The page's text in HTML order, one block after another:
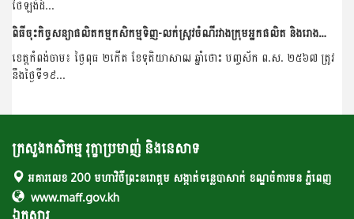
ថៃឡង់ដ៍...
ពិធីចុះកិច្ចសន្យាផលិតកម្មកសិកម្មទិញ-លក់ស្រូវចំណីរវាងក្រុមអ្នកផលិត និងរោងម៉ាស៊ីនភូមិយើង
ខេត្តកំពង់ចាម៖ ថ្ងៃពុធ ២កើត ខែទុតិយាសាឍ ឆ្នាំថោះ បញ្ចស័ក ព.ស. ២៥៦៧ ត្រូវ
នឹងថ្ងៃទី១៩...
ក្រសួងកសិកម្ម រុក្ខាប្រមាញ់ និងនេសាទ
អគារលេខ 200 មហាវិថីព្រះនរោត្តម សង្កាត់ទន្លេបាសាក់ ខណ្ឌចំការមន ភ្នំពេញ
www.maff.gov.kh
ឯកសារ